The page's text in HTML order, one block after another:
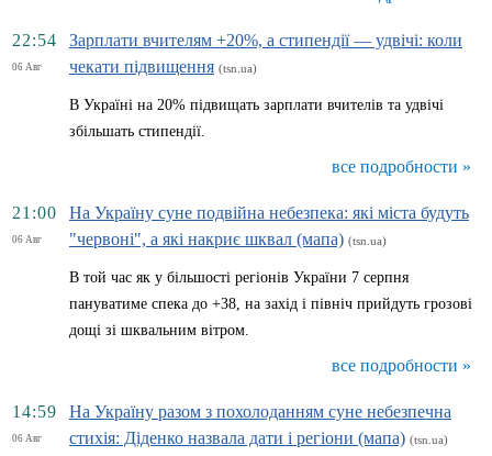
22:54
06 Авг
Зарплати вчителям +20%, а стипендії — удвічі: коли
чекати підвищення (tsn.ua)
В Україні на 20% підвищать зарплати вчителів та удвічі
збільшать стипендії.
все подробности »
21:00
06 Авг
На Україну суне подвійна небезпека: які міста будуть
"червоні", а які накриє шквал (мапа) (tsn.ua)
В той час як у більшості регіонів України 7 серпня
пануватиме спека до +38, на захід і північ прийдуть грозові
дощі зі шквальним вітром.
все подробности »
14:59
06 Авг
На Україну разом з похолоданням суне небезпечна
стихія: Діденко назвала дати і регіони (мапа) (tsn.ua)